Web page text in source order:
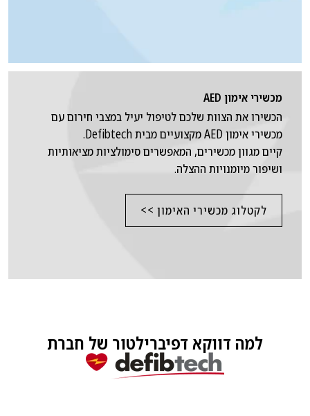
מכשירי אימון AED
הכשירו את הצוות שלכם לטיפול יעיל במצבי חירום עם
מכשירי אימון AED מקצועיים מבית Defibtech.
קיים מגוון מכשירים, המאפשרים סימולציות מציאותיות
ושיפור מיומנויות ההצלה.
לקטלוג מכשירי האימון >>
למה דווקא דפיברילטור של חברת